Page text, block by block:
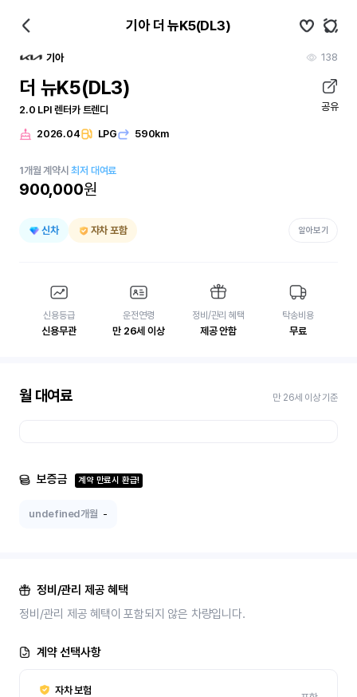
기아 더 뉴K5(DL3)
기아 138
더 뉴K5(DL3)
2.0 LPI 렌터카 트렌디 공유
2026.04 LPG 590km
1개월 계약시최저 대여료
900,000원
신차 자차 포함 알아보기
신용등급
신용무관
운전연령
만 26세 이상
정비/관리 혜택
제공 안함
탁송비용
무료
월 대여료 만 26세 이상 기준
보증금 계약 만료시 환급!
undefined개월 -
정비/관리 제공 혜택
정비/관리 제공 혜택이 포함되지 않은 차량입니다.
계약 선택사항
자차 보험